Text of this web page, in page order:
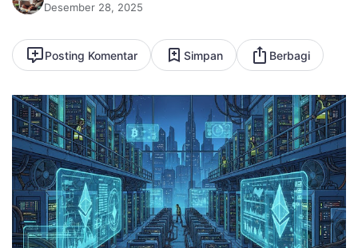
Desember 28, 2025
Posting Komentar Simpan Berbagi